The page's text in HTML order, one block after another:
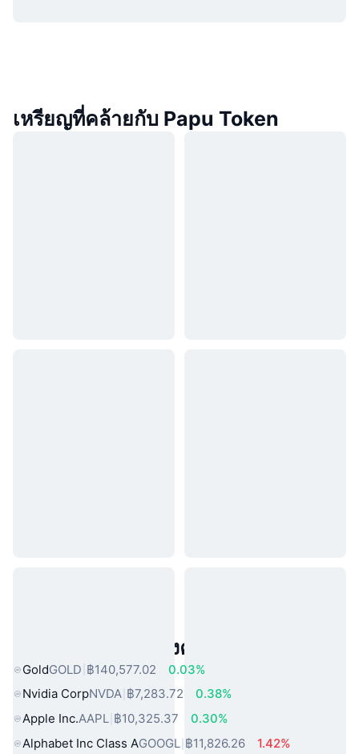
เหรียญที่คล้ายกับ Papu Token
สินทรัพย์ในโลกแห่งความจริงยอดนิยม
GoldGOLD ฿140,577.02
0.03%
Nvidia CorpNVDA ฿7,283.72
0.38%
Apple Inc.AAPL ฿10,325.37
0.30%
Alphabet Inc Class AGOOGL ฿11,826.26
1.42%